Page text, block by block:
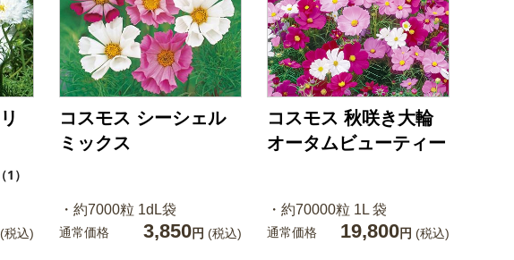
（1）
(税込)
コスモス シーシェル
ミックス
・約7000粒 1dL袋
通常価格 3,850円 (税込)
コスモス 秋咲き大輪
オータムビューティー
・約70000粒 1L 袋
通常価格 19,800円 (税込)